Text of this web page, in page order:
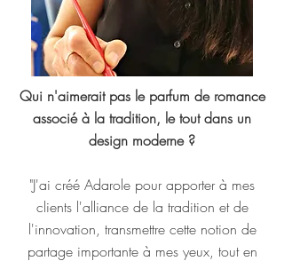
Qui n'aimerait pas le parfum de romance
associé à la tradition, le tout dans un
design moderne ?
"J'ai créé Adarole pour apporter à mes
clients l'alliance de la tradition et de
l'innovation, transmettre cette notion de
partage importante à mes yeux, tout en